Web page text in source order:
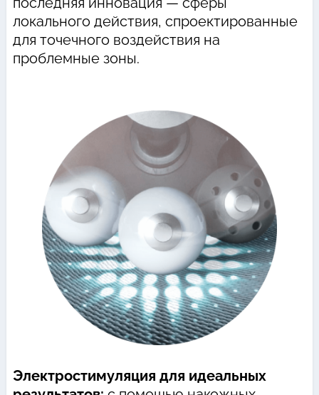
локального действия, спроектированные
для точечного воздействия на
проблемные зоны.
Электростимуляция для идеальных